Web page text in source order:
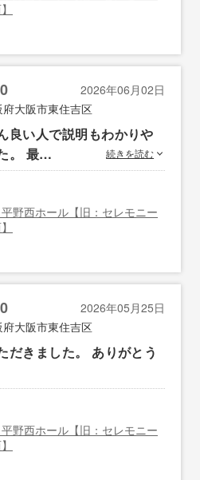
2026年06月02日
府大阪市東住吉区
良い人で説明もわかりや
。 最…
続きを読む
野西ホール【旧：セレモニー
2026年05月25日
府大阪市東住吉区
だきました。 ありがとう
野西ホール【旧：セレモニー